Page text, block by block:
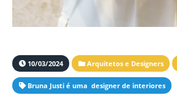
10/03/2024 Arquitetos e Designers
Bruna Justi é uma designer de interiores